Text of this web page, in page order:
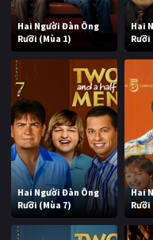
Hai Người Đàn Ông
Rưỡi (Mùa 1)
Hai
Rưỡi
Hai Người Đàn Ông
Rưỡi (Mùa 7)
Hai
Rưỡi